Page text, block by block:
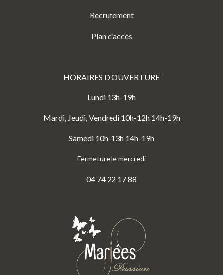
Recrutement
Plan d’accès
HORAIRES D’OUVERTURE
Lundi 13h-19h
Mardi, Jeudi, Vendredi 10h-12h 14h-19h
Samedi 10h-13h 14h-19h
Fermeture le mercredi
04 74 22 17 88